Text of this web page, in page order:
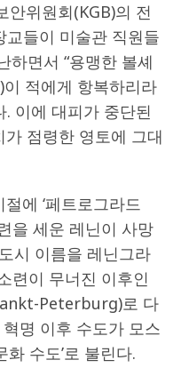
안위원회(KGB)의 전
교들이 미술관 직원들
하면서 “용맹한 볼셰
적에게 항복하리라
. 이에 대피가 중단된
점령한 영토에 그대
에 ‘페트로그라드
을 세운 레닌이 사망
시 이름을 레닌그라
련이 무너진 이후인
Peterburg)로 다
명 이후 수도가 모스
화 수도’로 불린다.